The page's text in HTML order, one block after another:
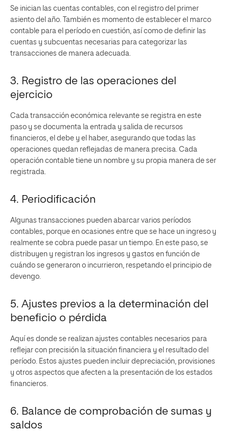
Se inician las cuentas contables, con el registro del primer
asiento del año. También es momento de establecer el marco
contable para el período en cuestión, así como de definir las
cuentas y subcuentas necesarias para categorizar las
transacciones de manera adecuada.
3. Registro de las operaciones del
ejercicio
Cada transacción económica relevante se registra en este
paso y se documenta la entrada y salida de recursos
financieros, el debe y el haber, asegurando que todas las
operaciones quedan reflejadas de manera precisa. Cada
operación contable tiene un nombre y su propia manera de ser
registrada.
4. Periodificación
Algunas transacciones pueden abarcar varios períodos
contables, porque en ocasiones entre que se hace un ingreso y
realmente se cobra puede pasar un tiempo. En este paso, se
distribuyen y registran los ingresos y gastos en función de
cuándo se generaron o incurrieron, respetando el principio de
devengo.
5. Ajustes previos a la determinación del
beneficio o pérdida
Aquí es donde se realizan ajustes contables necesarios para
reflejar con precisión la situación financiera y el resultado del
período. Estos ajustes pueden incluir depreciación, provisiones
y otros aspectos que afecten a la presentación de los estados
financieros.
6. Balance de comprobación de sumas y
saldos